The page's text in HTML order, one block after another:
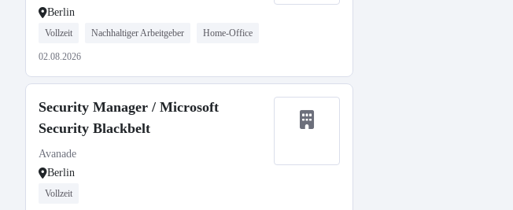
Berlin
Vollzeit Nachhaltiger Arbeitgeber Home-Office
02.08.2026
Security Manager / Microsoft
Security Blackbelt
Avanade
Berlin
Vollzeit